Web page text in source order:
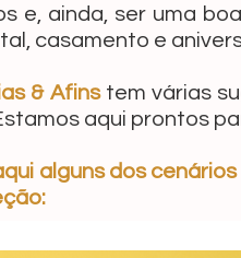
e, ainda, ser uma
casamento e
& Afinstem várias
aqui prontos
alguns dos